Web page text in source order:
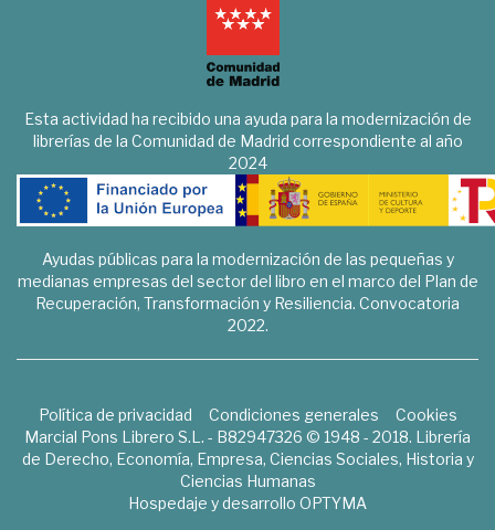
Esta actividad ha recibido una ayuda para la modernización de
librerías de la Comunidad de Madrid correspondiente al año
2024
Ayudas públicas para la modernización de las pequeñas y
medianas empresas del sector del libro en el marco del Plan de
Recuperación, Transformación y Resiliencia. Convocatoria
2022.
Política de privacidad Condiciones generales
Cookies
Marcial Pons Librero S.L. - B82947326 © 1948 - 2018. Librería
de Derecho, Economía, Empresa, Ciencias Sociales, Historia y
Ciencias Humanas
Hospedaje y desarrollo OPTYMA